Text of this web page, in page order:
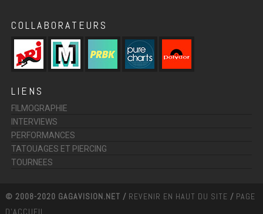
COLLABORATEURS
LIENS
FILMOGRAPHIE
INTERVIEWS
PERFORMANCES
TATOUAGES ET PIERCING
TOURNEES
© 2008-2020 GAGAVISION.NET / REVENIR EN HAUT DU SITE / PAGE
D'ACCUEIL